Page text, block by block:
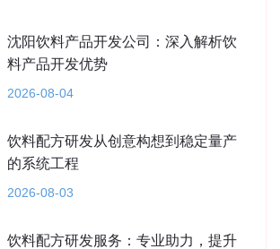
沈阳饮料产品开发公司：深入解析饮
料产品开发优势
2026-08-04
饮料配方研发从创意构想到稳定量产
的系统工程
2026-08-03
饮料配方研发服务：专业助力，提升